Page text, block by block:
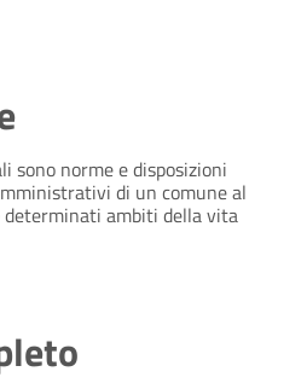
sono norme e disposizioni
di un comune al
ambiti della vita